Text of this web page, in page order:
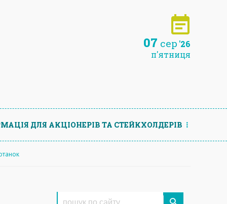
07 сер '26
п'ятниця
ДЛЯ АКЦIОНЕРIВ ТА СТЕЙКХОЛДЕРIВ